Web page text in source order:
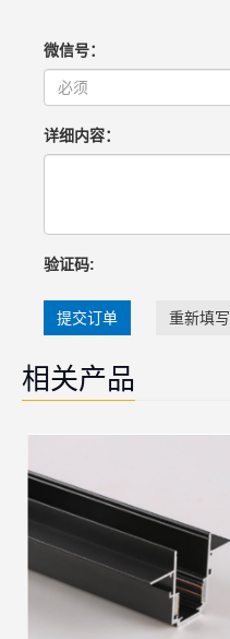
微信号：
详细内容：
验证码:
提交订单 重新填写
相关产品